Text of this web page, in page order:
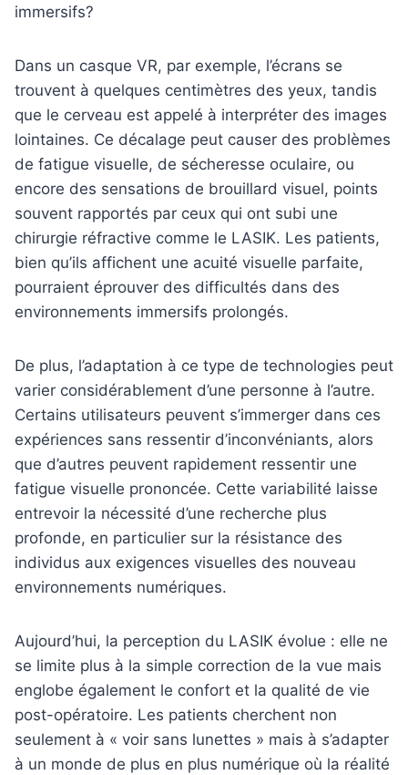
immersifs?
Dans un casque VR, par exemple, l’écrans se
trouvent à quelques centimètres des yeux, tandis
que le cerveau est appelé à interpréter des images
lointaines. Ce décalage peut causer des problèmes
de fatigue visuelle, de sécheresse oculaire, ou
encore des sensations de brouillard visuel, points
souvent rapportés par ceux qui ont subi une
chirurgie réfractive comme le LASIK. Les patients,
bien qu’ils affichent une acuité visuelle parfaite,
pourraient éprouver des difficultés dans des
environnements immersifs prolongés.
De plus, l’adaptation à ce type de technologies peut
varier considérablement d’une personne à l’autre.
Certains utilisateurs peuvent s’immerger dans ces
expériences sans ressentir d’inconvéniants, alors
que d’autres peuvent rapidement ressentir une
fatigue visuelle prononcée. Cette variabilité laisse
entrevoir la nécessité d’une recherche plus
profonde, en particulier sur la résistance des
individus aux exigences visuelles des nouveau
environnements numériques.
Aujourd’hui, la perception du LASIK évolue : elle ne
se limite plus à la simple correction de la vue mais
englobe également le confort et la qualité de vie
post-opératoire. Les patients cherchent non
seulement à « voir sans lunettes » mais à s’adapter
à un monde de plus en plus numérique où la réalité